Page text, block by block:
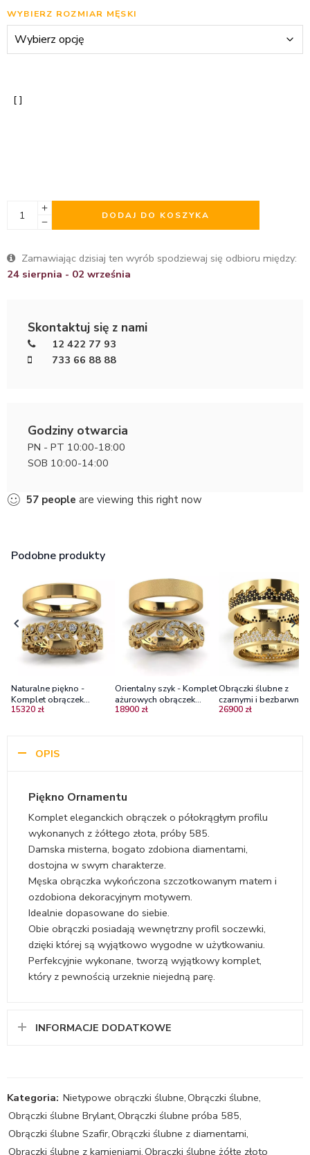
WYBIERZ ROZMIAR MĘSKI
DODAJ DO KOSZYKA
Zamawiając dzisiaj ten wyrób spodziewaj się odbioru między:
24 sierpnia - 02 września
Skontaktuj się z nami
12 422 77 93
733 66 88 88
Godziny otwarcia
PN - PT 10:00-18:00
SOB 10:00-14:00
57 people are viewing this right now
Podobne produkty
Naturalne piękno -
Komplet obrączek
ślubnych z żółtego złota z
15320 zł
Orientalny szyk - Komplet
ażurowych obrączek
ślubnych, żółte złoto,
18900 zł
Obrączki ślubne z
czarnymi i
diamentami z żółtego
26900 zł
OPIS
Piękno Ornamentu
Komplet eleganckich obrączek o półokrągłym profilu
wykonanych z żółtego złota, próby 585.
Damska misterna, bogato zdobiona diamentami,
dostojna w swym charakterze.
Męska obrączka wykończona szczotkowanym matem i
ozdobiona dekoracyjnym motywem.
Idealnie dopasowane do siebie.
Obie obrączki posiadają wewnętrzny profil soczewki,
dzięki której są wyjątkowo wygodne w użytkowaniu.
Perfekcyjnie wykonane, tworzą wyjątkowy komplet,
który z pewnością urzeknie niejedną parę.
INFORMACJE DODATKOWE
Kategoria: Nietypowe obrączki ślubne,Obrączki ślubne,
Obrączki ślubne Brylant,Obrączki ślubne próba 585,
Obrączki ślubne Szafir,Obrączki ślubne z diamentami,
Obrączki ślubne z kamieniami,Obrączki ślubne żółte złoto